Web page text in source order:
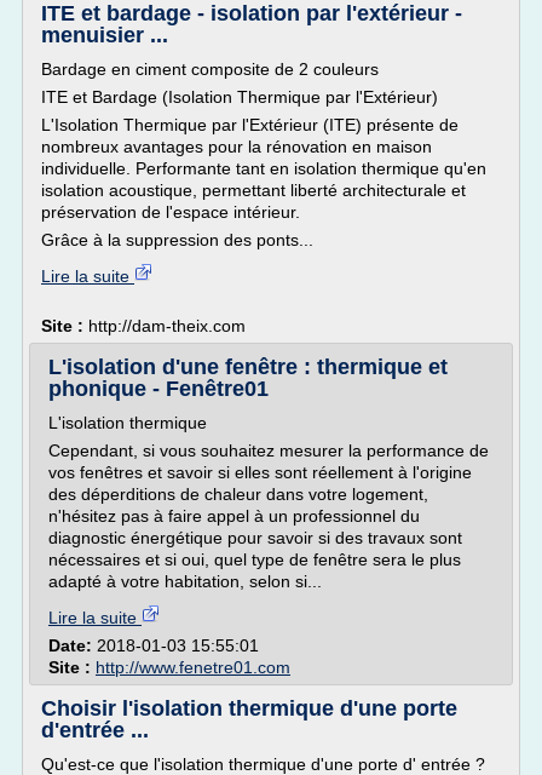
ITE et bardage - isolation par l'extérieur -
menuisier ...
Bardage en ciment composite de 2 couleurs
ITE et Bardage (Isolation Thermique par l'Extérieur)
L'Isolation Thermique par l'Extérieur (ITE) présente de
nombreux avantages pour la rénovation en maison
individuelle. Performante tant en isolation thermique qu'en
isolation acoustique, permettant liberté architecturale et
préservation de l'espace intérieur.
Grâce à la suppression des ponts...
Lire la suite
Site : http://dam-theix.com
L'isolation d'une fenêtre : thermique et
phonique - Fenêtre01
L'isolation thermique
Cependant, si vous souhaitez mesurer la performance de
vos fenêtres et savoir si elles sont réellement à l'origine
des déperditions de chaleur dans votre logement,
n'hésitez pas à faire appel à un professionnel du
diagnostic énergétique pour savoir si des travaux sont
nécessaires et si oui, quel type de fenêtre sera le plus
adapté à votre habitation, selon si...
Lire la suite
Date: 2018-01-03 15:55:01
Site : http://www.fenetre01.com
Choisir l'isolation thermique d'une porte
d'entrée ...
Qu'est-ce que l'isolation thermique d'une porte d' entrée ?